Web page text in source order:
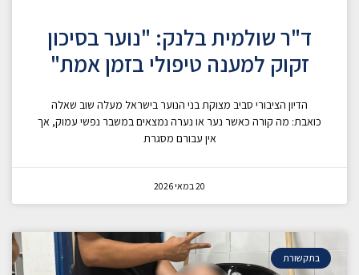
ד"ר שולמית בלנק: "נוער בסיכון
זקוק למענה טיפולי בזמן אמת"
הדיון הציבורי סביב מצוקת בני הנוער בישראל מעלה שוב שאלה
כואבת: מה קורה כאשר נער או נערה נמצאים במשבר נפשי עמוק, אך
אין עבורם מסגרת
20 במאי 2026
בתקשורת